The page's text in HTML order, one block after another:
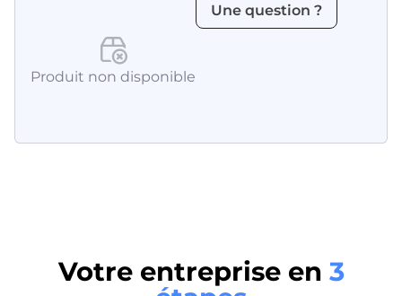
Produit non disponible
Une question ?
Votre entreprise en 3